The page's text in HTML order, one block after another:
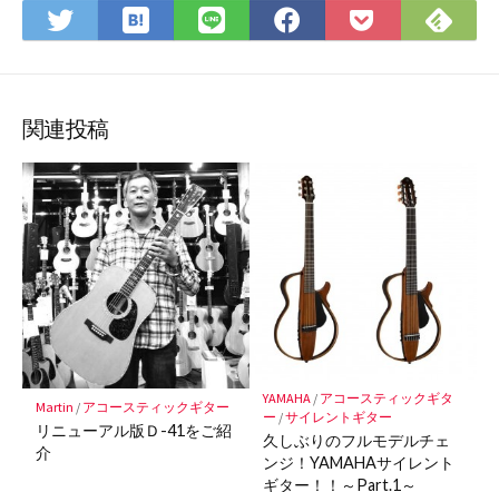
Twitter
で
ア
は
て
マ
ー
ク
に
保
存
LINE
で
Facebook
で
Pocket
に
で
関連投稿
Martin / アコースティックギター
リニューアル版Ｄ-41をご紹
介
YAMAHA/ アコースティックギタ
ー /サイレントギター
久しぶりのフルモデルチェ
ンジ！YAMAHAサイレント
ギター！！～Part.1～